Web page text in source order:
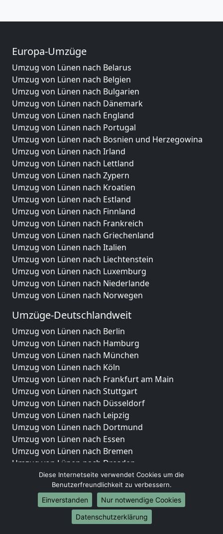
Europa-Umzüge
Umzug von Lünen nach Belarus
Umzug von Lünen nach Belgien
Umzug von Lünen nach Bulgarien
Umzug von Lünen nach Dänemark
Umzug von Lünen nach England
Umzug von Lünen nach Portugal
Umzug von Lünen nach Bosnien und Herzegowina
Umzug von Lünen nach Irland
Umzug von Lünen nach Lettland
Umzug von Lünen nach Zypern
Umzug von Lünen nach Kroatien
Umzug von Lünen nach Estland
Umzug von Lünen nach Finnland
Umzug von Lünen nach Frankreich
Umzug von Lünen nach Griechenland
Umzug von Lünen nach Italien
Umzug von Lünen nach Liechtenstein
Umzug von Lünen nach Luxemburg
Umzug von Lünen nach Niederlande
Umzug von Lünen nach Norwegen
Umzüge-Deutschlandweit
Umzug von Lünen nach Berlin
Umzug von Lünen nach Hamburg
Umzug von Lünen nach München
Umzug von Lünen nach Köln
Umzug von Lünen nach Frankfurt am Main
Umzug von Lünen nach Stuttgart
Umzug von Lünen nach Düsseldorf
Umzug von Lünen nach Leipzig
Umzug von Lünen nach Dortmund
Umzug von Lünen nach Essen
Umzug von Lünen nach Bremen
Umzug von Lünen nach Dresden
Umzug von Lünen nach Hannover
Umzug von Lünen nach Nürnberg
Umzug von Lünen nach Duisburg
Umzug von Lünen nach Bochum
Umzug von Lünen nach Wuppertal
Diese Internetseite verwendet Cookies um die
Benutzerfreundlichkeit zu verbessern.
Einverstanden
Nur notwendige Cookies
Datenschutzerklärung